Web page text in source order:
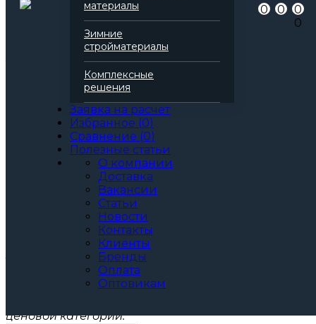
материалы
Зимние
стройматериалы
Комплексные
решения
Заявка на расчет
Избранное (0)
Сравнение (0)
Полезные статьи
О компании
Доставка
Вакансии
Статьи
Новости
Контакты
Клиенты
Бренды
Оплата
Оптовикам
0 0
0
0
Серия
Фасад
Базальтовая вата
Все характеристики
Артикул: 137902
За упаковку
Цена при единовременной покупке
ценовой категории.